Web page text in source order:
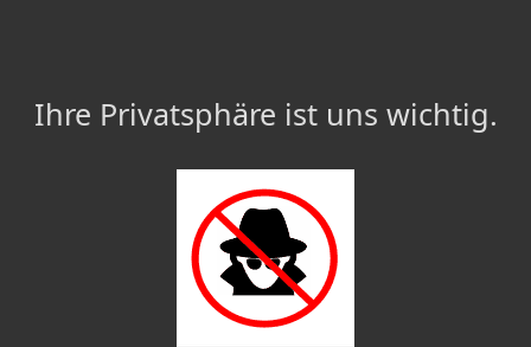
Ihre Privatsphäre ist uns wichtig.